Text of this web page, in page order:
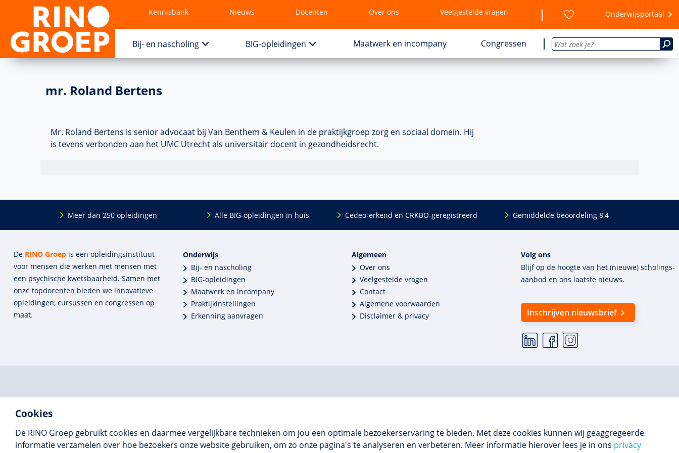
Cookies
De RINO Groep gebruikt cookies en daarmee vergelijkbare technieken om jou een optimale bezoekerservaring te bieden. Met deze cookies kunnen wij geaggregeerde
informatie verzamelen over hoe bezoekers onze website gebruiken, om zo onze pagina's te analyseren en verbeteren. Meer informatie hierover lees je in ons privacy
Kennisbank Nieuws Docenten Over ons Veelgestelde vragen Onderwijsportaal
Bij- en nascholing BIG-opleidingen Maatwerk en incompany Congressen
mr. Roland Bertens
Mr. Roland Bertens is senior advocaat bij Van Benthem & Keulen in de praktijkgroep zorg en sociaal domein. Hij
is tevens verbonden aan het UMC Utrecht als universitair docent in gezondheidsrecht.
Meer dan 250 opleidingen Alle BIG-opleidingen in huis Cedeo-erkend en CRKBO-geregistreerd Gemiddelde beoordeling 8,4
De RINO Groepis een opleidings­insti­tuut
voor mensen die werken met mensen met
een psychische kwets­baar­heid. Samen met
onze top­docenten bieden we innova­tieve
opleidingen, cursussen en congres­sen op
maat.
Onderwijs
Bij- en nascholing
BIG-opleidingen
Maatwerk en incompany
Praktijkinstellingen
Erkenning aanvragen
Algemeen
Over ons
Veelgestelde vragen
Contact
Algemene voorwaarden
Disclaimer & privacy
Volg ons
Blijf op de hoogte van het (nieuwe) scholings­
aanbod en ons laatste nieuws.
Inschrijven nieuwsbrief